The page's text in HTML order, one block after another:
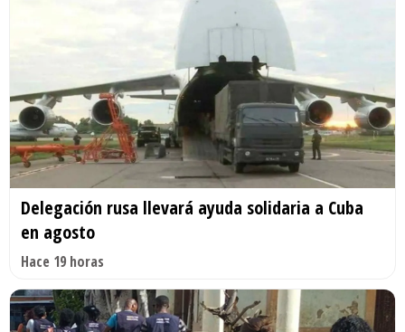
Delegación rusa llevará ayuda solidaria a Cuba
en agosto
Hace 19 horas